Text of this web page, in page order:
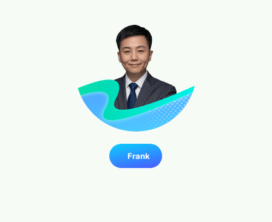
Frank